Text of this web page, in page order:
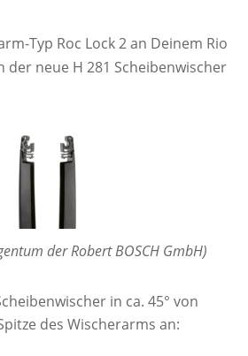
Typ Roc Lock 2 an Deinem Rio
der neue H 281 Scheibenwischer
der Robert BOSCH GmbH)
in ca. 45° von
des Wischerarms an: